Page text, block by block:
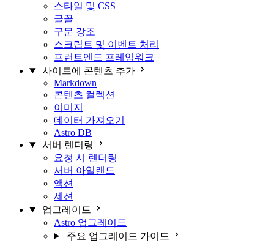
스타일 및 CSS
글꼴
구문 강조
스크립트 및 이벤트 처리
프런트엔드 프레임워크
사이트에 콘텐츠 추가
Markdown
콘텐츠 컬렉션
이미지
데이터 가져오기
Astro DB
서버 렌더링
요청 시 렌더링
서버 아일랜드
액션
세션
업그레이드
Astro 업그레이드
주요 업그레이드 가이드